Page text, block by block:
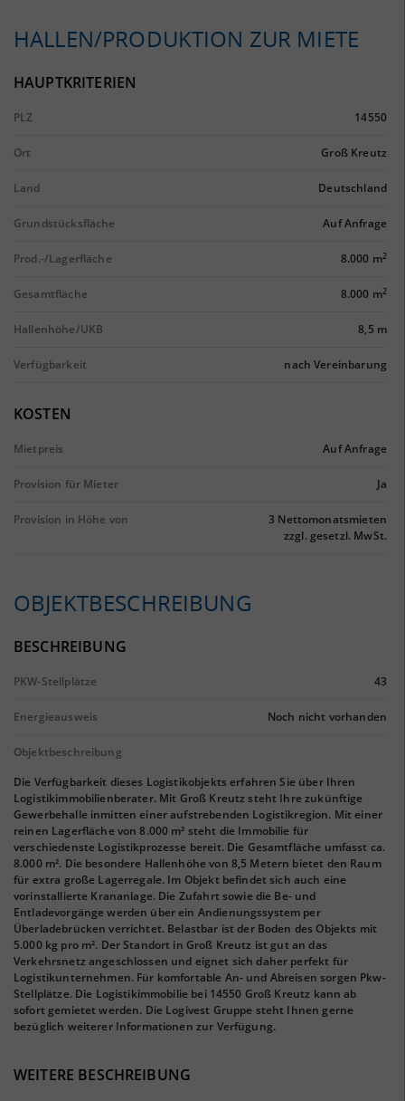
HALLEN/PRODUKTION ZUR MIETE
HAUPTKRITERIEN
PLZ 14550
Ort Groß Kreutz
Land Deutschland
Grundstücksfläche Auf Anfrage
Prod.-/Lagerfläche 8.000 m2
Gesamtfläche 8.000 m2
Hallenhöhe/UKB 8,5 m
Verfügbarkeit nach Vereinbarung
KOSTEN
Mietpreis Auf Anfrage
Provision für Mieter Ja
Provision in Höhe von
3 Nettomonatsmieten
zzgl. gesetzl. MwSt.
OBJEKTBESCHREIBUNG
BESCHREIBUNG
PKW-Stellplätze 43
Energieausweis Noch nicht vorhanden
Objektbeschreibung
Die Verfügbarkeit dieses Logistikobjekts erfahren Sie über Ihren
Logistikimmobilienberater. Mit Groß Kreutz steht Ihre zukünftige
Gewerbehalle inmitten einer aufstrebenden Logistikregion. Mit einer
reinen Lagerfläche von 8.000 m² steht die Immobilie für
verschiedenste Logistikprozesse bereit. Die Gesamtfläche umfasst ca.
8.000 m². Die besondere Hallenhöhe von 8,5 Metern bietet den Raum
für extra große Lagerregale. Im Objekt befindet sich auch eine
vorinstallierte Krananlage. Die Zufahrt sowie die Be- und
Entladevorgänge werden über ein Andienungssystem per
Überladebrücken verrichtet. Belastbar ist der Boden des Objekts mit
5.000 kg pro m². Der Standort in Groß Kreutz ist gut an das
Verkehrsnetz angeschlossen und eignet sich daher perfekt für
Logistikunternehmen. Für komfortable An- und Abreisen sorgen Pkw-
Stellplätze. Die Logistikimmobilie bei 14550 Groß Kreutz kann ab
sofort gemietet werden. Die Logivest Gruppe steht Ihnen gerne
bezüglich weiterer Informationen zur Verfügung.
WEITERE BESCHREIBUNG